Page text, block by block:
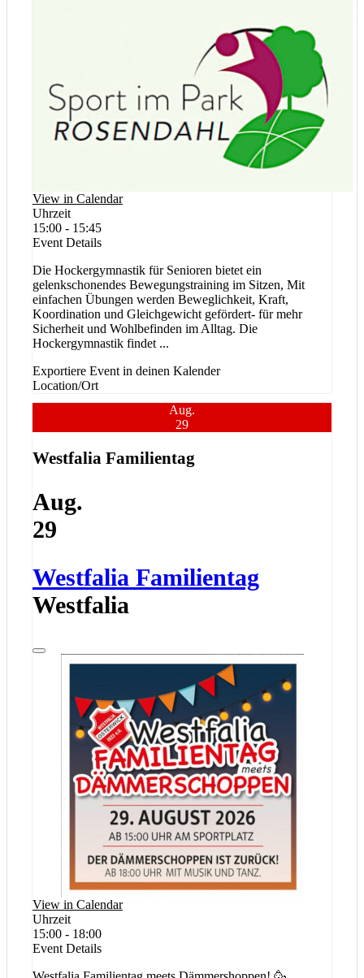
View in Calendar
Uhrzeit
15:00 - 15:45
Event Details
Die Hockergymnastik für Senioren bietet ein
gelenkschonendes Bewegungstraining im Sitzen, Mit
einfachen Übungen werden Beweglichkeit, Kraft,
Koordination und Gleichgewicht gefördert- für mehr
Sicherheit und Wohlbefinden im Alltag. Die
Hockergymnastik findet ...
Exportiere Event in deinen Kalender
Location/Ort
Aug.
29
Westfalia Familientag
Aug.
29
Westfalia Familientag
Westfalia
View in Calendar
Uhrzeit
15:00 - 18:00
Event Details